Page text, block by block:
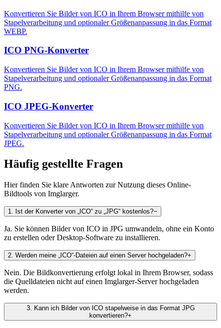
Konvertieren Sie Bilder von ICO in Ihrem Browser mithilfe von
Stapelverarbeitung und optionaler Größenanpassung in das Format
WEBP.
ICO PNG-Konverter
Konvertieren Sie Bilder von ICO in Ihrem Browser mithilfe von
Stapelverarbeitung und optionaler Größenanpassung in das Format
PNG.
ICO JPEG-Konverter
Konvertieren Sie Bilder von ICO in Ihrem Browser mithilfe von
Stapelverarbeitung und optionaler Größenanpassung in das Format
JPEG.
Häufig gestellte Fragen
Hier finden Sie klare Antworten zur Nutzung dieses Online-
Bildtools von Imglarger.
1. Ist der Konverter von „ICO“ zu „JPG“ kostenlos?−
Ja. Sie können Bilder von ICO in JPG umwandeln, ohne ein Konto
zu erstellen oder Desktop-Software zu installieren.
2. Werden meine „ICO“-Dateien auf einen Server hochgeladen?+
Nein. Die Bildkonvertierung erfolgt lokal in Ihrem Browser, sodass
die Quelldateien nicht auf einen Imglarger-Server hochgeladen
werden.
3. Kann ich Bilder von ICO stapelweise in das Format JPG
konvertieren?+